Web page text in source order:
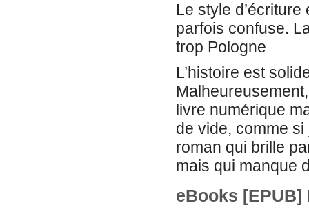
Le style
parfois confuse.
trop Pologne
L’histoire est
livre numérique
de vide, comme
roman qui brille
mais qui manque
eBooks [EPUB]